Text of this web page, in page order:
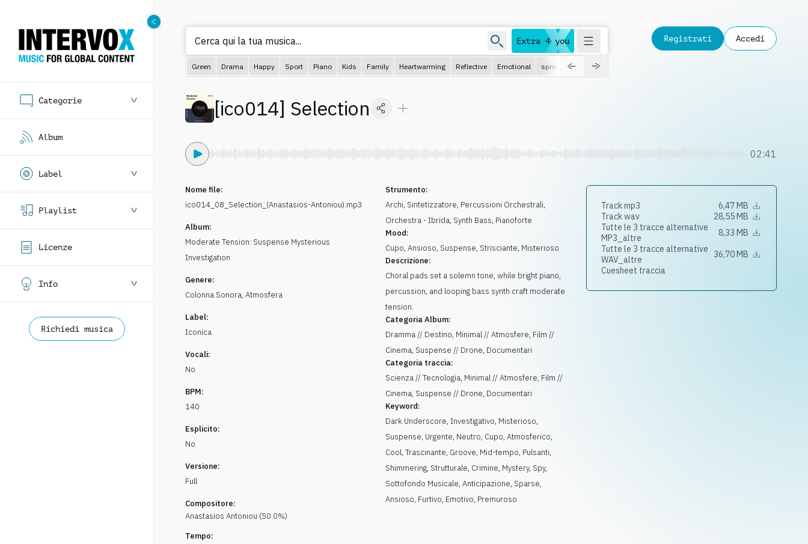
Categorie
Album
Label
Playlist
Licenze
Info
Richiedi musica
Extra 4 you
Cerca qui la tua musica...
Green Drama Happy Sport Piano Kids Family Heartwarming Reflective Emotional spring
Registrati Accedi
[ico014] Selection
02:41
Nome file:
ico014_08_Selection_(Anastasios-Antoniou).mp3
Album:
Moderate Tension: Suspense Mysterious
Investigation
Genere:
Colonna Sonora, Atmosfera
Label:
Iconica
Vocali:
No
BPM:
140
Esplicito:
No
Versione:
Full
Compositore:
Anastasios Antoniou (50.0%)
Tempo:
Strumento:
Archi, Sintetizzatore, Percussioni Orchestrali,
Orchestra - Ibrida, Synth Bass, Pianoforte
Mood:
Cupo,Ansioso, Suspense, Strisciante, Misterioso
Descrizione:
Choral pads set a solemn tone, while bright piano,
percussion, and looping bass synth craft moderate
tension.
Categoria Album:
Dramma // Destino, Minimal // Atmosfere, Film //
Cinema, Suspense // Drone, Documentari
Categoria traccia:
Scienza // Tecnologia, Minimal // Atmosfere, Film //
Cinema, Suspense // Drone, Documentari
Keyword:
Dark Underscore,Investigativo, Misterioso,
Suspense, Urgente, Neutro, Cupo,Atmosferico,
Cool,Trascinante, Groove, Mid-tempo, Pulsanti,
Shimmering, Strutturale, Crimine, Mystery, Spy,
Sottofondo Musicale,Anticipazione, Sparse,
Ansioso, Furtivo, Emotivo, Premuroso
Track mp3
6,47 MB
Track wav
28,55 MB
Tutte le 3 tracce alternative
MP3_altre
8,33 MB
Tutte le 3 tracce alternative
WAV_altre
36,70 MB
Cuesheet traccia